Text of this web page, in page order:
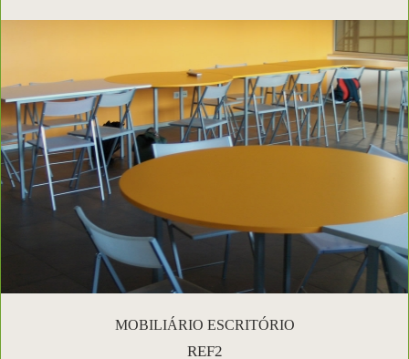
MOBILIÁRIO ESCRITÓRIO
REF2